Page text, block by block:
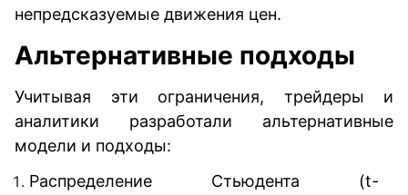
непредсказуемые движения цен.
Альтернативные подходы
Учитывая эти ограничения, трейдеры и
аналитики разработали альтернативные
модели и подходы:
Распределение Стьюдента (t-